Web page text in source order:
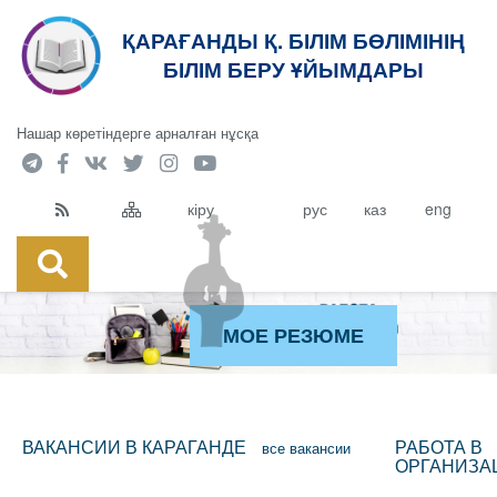
ҚАРАҒАНДЫ Қ. БІЛІМ БӨЛІМІНІҢ
БІЛІМ БЕРУ ҰЙЫМДАРЫ
Нашар көретіндерге арналған нұсқа
кіру рус каз eng
МОЕ РЕЗЮМЕ
ВАКАНСИИ В КАРАГАНДЕ все вакансии РАБОТА В